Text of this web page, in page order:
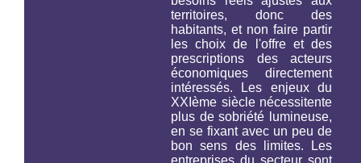
territoires, donc des
habitants, et non faire partir
les choix de l'offre et des
prescriptions des acteurs
économiques directement
intéressés. Les enjeux du
XXIème siècle nécessitente
plus de sobriété lumineuse,
en se fixant avec un peu de
bon sens des limites. Les
entreprises du secteur sont